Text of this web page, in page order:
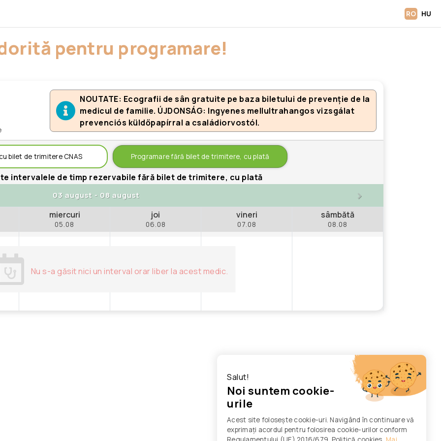
RO HU
pentru programare!
NOUTATE: Ecografii de sân gratuite pe baza biletului de prevenție de la
medicul de familie. ÚJDONSÁG: Ingyenes mellultrahangos vizsgálat
prevenciós küldőpapírral a családiorvostól.
bilet de trimitere CNAS Programare fără bilet de trimitere, cu plată
intervalele de timp rezervabile fără bilet de trimitere, cu plată
03 august - 08 august >
miercuri
05.08
joi
06.08
vineri
07.08
sâmbătă
08.08
Nu s-a găsit nici un interval orar liber la acest medic.
Salut!
Noi suntem cookie-
urile
Acest site folosește cookie-uri. Navigând în continuare vă
exprimați acordul pentru folosirea cookie-urilor conform